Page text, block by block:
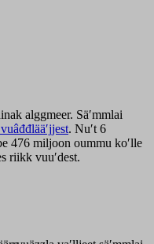
alggmeer. Säʹmmlai
. Nuʹt 6
476 miljoon oummu koʹlle
riikk vuuʹdest.